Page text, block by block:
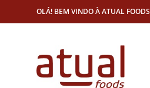
OLÁ! BEM VINDO À ATUAL FOODS